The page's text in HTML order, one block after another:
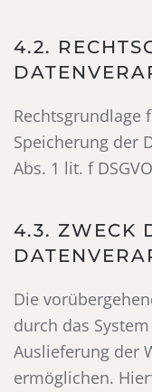
4.2.
Rechtsgrundlage
Speicherung der
Abs. 1 lit. f
4.3. ZWECK
Die
durch das
Auslieferung der
ermöglichen.